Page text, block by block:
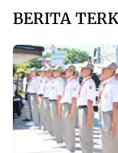
BERITA